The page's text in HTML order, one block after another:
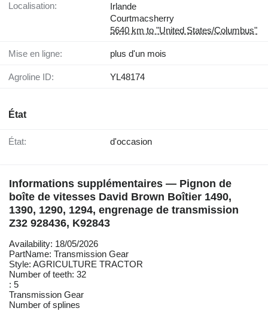
Localisation:
Irlande
Courtmacsherry
5640 km to "United States/Columbus"
Mise en ligne: plus d'un mois
Agroline ID: YL48174
État
État: d'occasion
Informations supplémentaires — Pignon de
boîte de vitesses David Brown Boîtier 1490,
1390, 1290, 1294, engrenage de transmission
Z32 928436, K92843
Availability: 18/05/2026
PartName: Transmission Gear
Style: AGRICULTURE TRACTOR
Number of teeth: 32
: 5
Transmission Gear
Number of splines